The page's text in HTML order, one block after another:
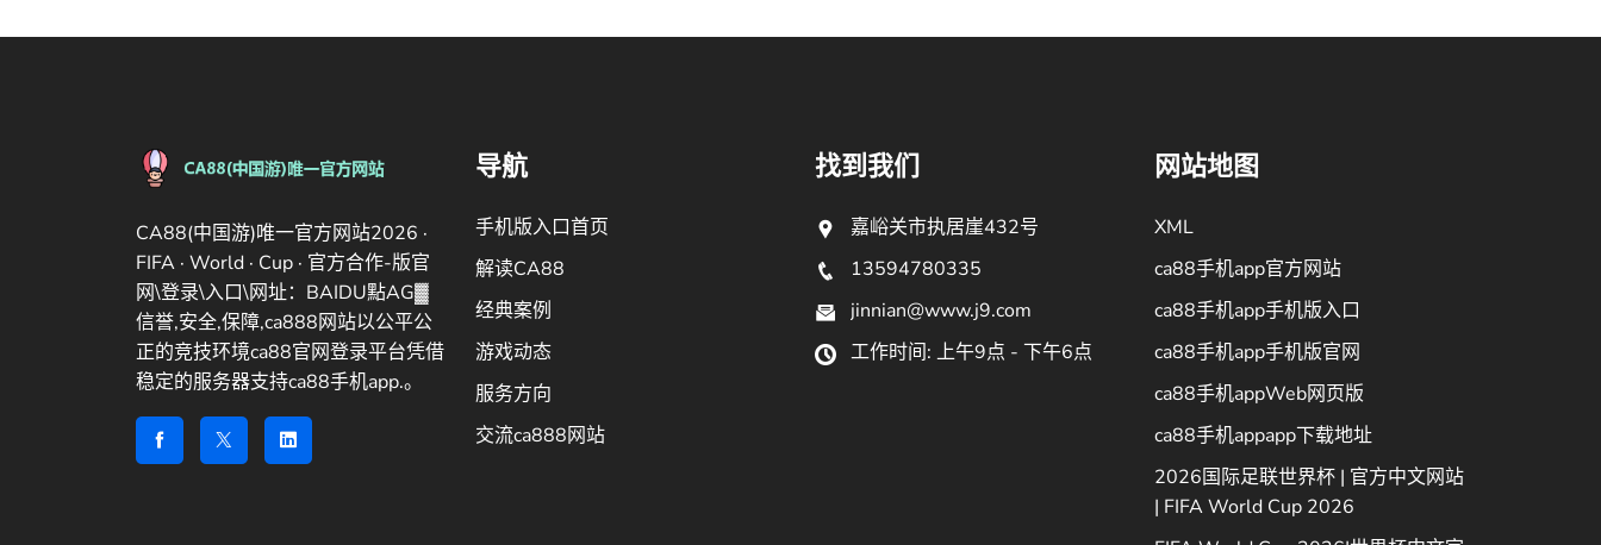
CA88(中国游)唯一官方网站2026 ·
FIFA · World · Cup · 官方合作-版官
网\登录\入口\网址：BAIDU點AG▓
信誉,安全,保障,ca888网站以公平公
正的竞技环境ca88官网登录平台凭借
稳定的服务器支持ca88手机app.。
导航
手机版入口首页
解读CA88
经典案例
游戏动态
服务方向
交流ca888网站
找到我们
嘉峪关市执居崖432号
13594780335
jinnian@www.j9.com
工作时间: 上午9点 - 下午6点
网站地图
XML
ca88手机app官方网站
ca88手机app手机版入口
ca88手机app手机版官网
ca88手机appWeb网页版
ca88手机appapp下载地址
2026国际足联世界杯 | 官方中文网站
| FIFA World Cup 2026